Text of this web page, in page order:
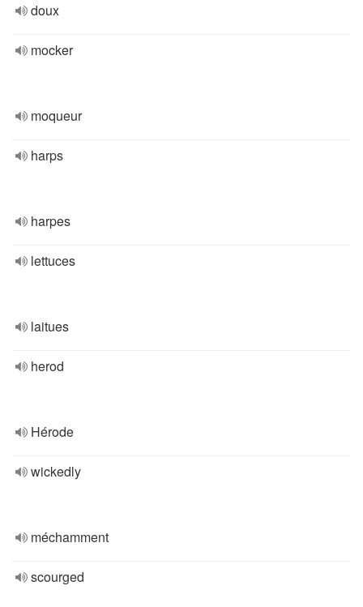
doux
mocker
moqueur
harps
harpes
lettuces
laitues
herod
Hérode
wickedly
méchamment
scourged